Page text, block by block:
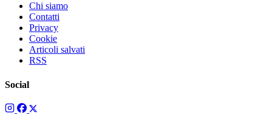
Chi siamo
Contatti
Privacy
Cookie
Articoli salvati
RSS
Social